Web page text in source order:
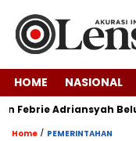
HOME NASIONAL
Adriansyah
Home / PEMERINTAHAN